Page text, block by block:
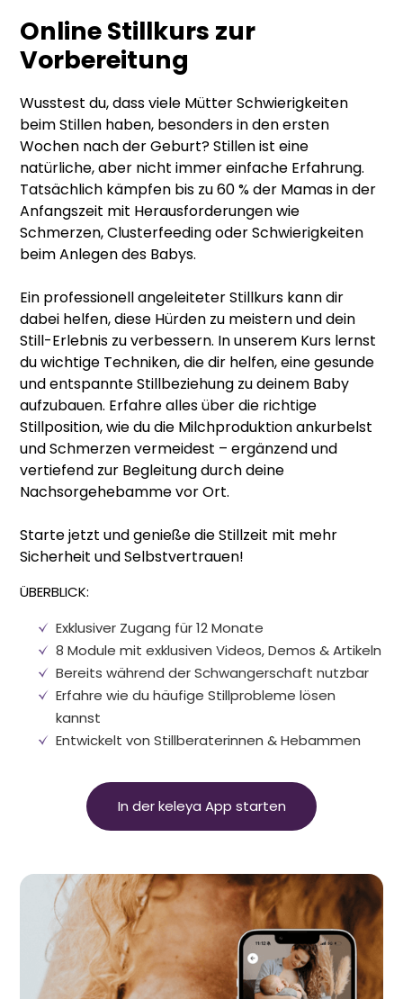
Online Stillkurs zur
Vorbereitung
Wusstest du, dass viele Mütter Schwierigkeiten
beim Stillen haben, besonders in den ersten
Wochen nach der Geburt? Stillen ist eine
natürliche, aber nicht immer einfache Erfahrung.
Tatsächlich kämpfen bis zu 60 % der Mamas in der
Anfangszeit mit Herausforderungen wie
Schmerzen, Clusterfeeding oder Schwierigkeiten
beim Anlegen des Babys.
Ein professionell angeleiteter Stillkurs kann dir
dabei helfen, diese Hürden zu meistern und dein
Still-Erlebnis zu verbessern. In unserem Kurs lernst
du wichtige Techniken, die dir helfen, eine gesunde
und entspannte Stillbeziehung zu deinem Baby
aufzubauen. Erfahre alles über die richtige
Stillposition, wie du die Milchproduktion ankurbelst
und Schmerzen vermeidest – ergänzend und
vertiefend zur Begleitung durch deine
Nachsorgehebamme vor Ort.
Starte jetzt und genieße die Stillzeit mit mehr
Sicherheit und Selbstvertrauen!
ÜBERBLICK:
Exklusiver Zugang für 12 Monate
8 Module mit exklusiven Videos, Demos & Artikeln
Bereits während der Schwangerschaft nutzbar
Erfahre wie du häufige Stillprobleme lösen
kannst
Entwickelt von Stillberaterinnen & Hebammen
In der keleya App starten